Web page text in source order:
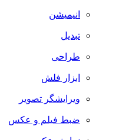
انیمیشن
تبدیل
طراحی
ابزار فلش
ویرایشگر تصویر
ضبط فيلم و عكس